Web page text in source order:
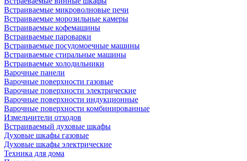
Встраиваемые микроволновые печи
Встраиваемые морозильные камеры
Встраиваемые кофемашины
Встраиваемые пароварки
Встраиваемые посудомоечные машины
Встраиваемые стиральные машины
Встраиваемые холодильники
Варочные панели
Варочные поверхности газовые
Варочные поверхности электрические
Варочные поверхности индукционные
Варочные поверхности комбинированные
Измельчители отходов
Встраиваемый духовые шкафы
Духовые шкафы газовые
Духовые шкафы электрические
Техника для дома